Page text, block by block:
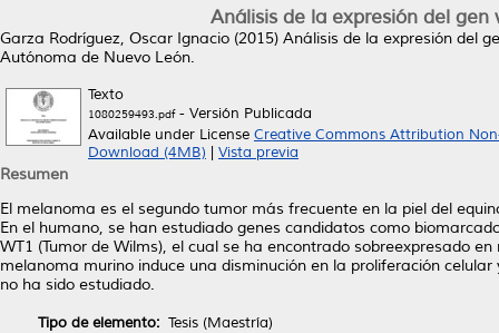
Análisis de la expresión del
Garza Rodríguez, Oscar Ignacio (2015) Análisis de la expresión del
Autónoma de Nuevo León.
Texto
1080259493.pdf- Versión Publicada
Available under License Creative Commons Attribution
Download (4MB)
Vista previa
Resumen
El melanoma es el segundo tumor más frecuente en la piel del
En el humano, se han estudiado genes candidatos como
WT1 (Tumor de Wilms), el cual se ha encontrado sobreexpresado
melanoma murino induce una disminución en la proliferación
no ha sido estudiado.
Tipo de elemento: Tesis (Maestría)